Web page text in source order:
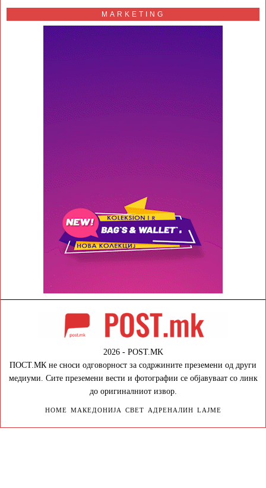
MARKETING
2026 - POST.MK
ПОСТ.МК не сноси одговорност за содржините преземени од други
медиуми. Сите преземени вести и фотографии се објавуваат со линк
до оригиналниот извор.
HOME МАКЕДОНИЈА СВЕТ АДРЕНАЛИН LAJME